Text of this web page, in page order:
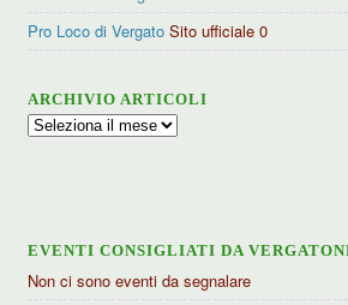
Pro Loco di Vergato Sito ufficiale 0
ARCHIVIO ARTICOLI
Archivio
EVENTI CONSIGLIATI DA
Non ci sono eventi da segnalare